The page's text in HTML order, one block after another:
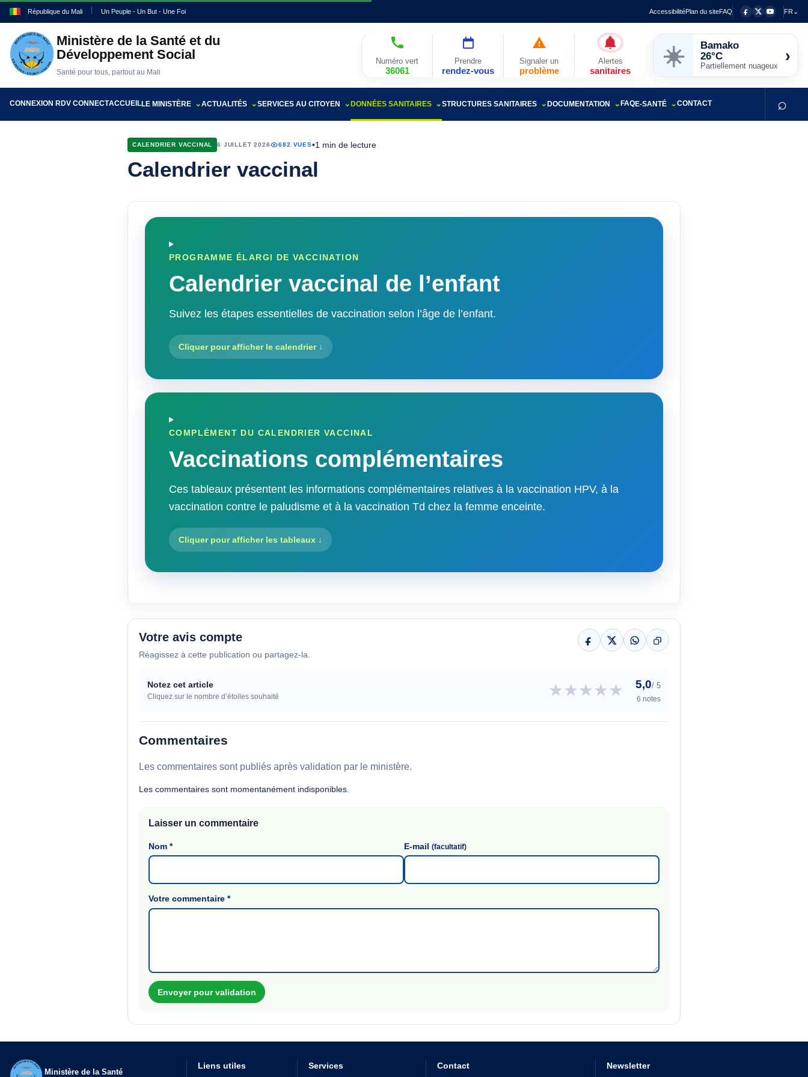
République du Mali Un Peuple - Un But - Une Foi AccessibilitéPlan du siteFAQ FR⌄
Ministère de la Santé et du
Développement Social
Santé pour tous, partout au Mali
Numéro vert
36061
Prendre
rendez-vous
Signaler un
problème
Alertes
sanitaires
☀️
Bamako
26°C
Partiellement nuageux
›
CONNEXION RDV CONNECTACCUEILLE MINISTÈRE ACTUALITÉS SERVICES AU CITOYEN DONNÉES SANITAIRES STRUCTURES SANITAIRES DOCUMENTATION FAQE-SANTÉ CONTACT ⌕
CALENDRIER VACCINAL 6 JUILLET 2026 682 VUES•1 min de lecture
Calendrier vaccinal
PROGRAMME ÉLARGI DE VACCINATION
Calendrier vaccinal de l’enfant
Suivez les étapes essentielles de vaccination selon l’âge de l’enfant.
Cliquer pour afficher le calendrier ↓
COMPLÉMENT DU CALENDRIER VACCINAL
Vaccinations complémentaires
Ces tableaux présentent les informations complémentaires relatives à la vaccination HPV, à la
vaccination contre le paludisme et à la vaccination Td chez la femme enceinte.
Cliquer pour afficher les tableaux ↓
Votre avis compte
Réagissez à cette publication ou partagez-la.
Notez cet article
Cliquez sur le nombre d’étoiles souhaité ★★★★★ 5,0/ 5
6 notes
Commentaires
Les commentaires sont publiés après validation par le ministère.
Les commentaires sont momentanément indisponibles.
Laisser un commentaire
Nom* E-mail (facultatif)
Votre commentaire*
Envoyer pour validation
Ministère de la Santé
Liens utiles Services Contact Newsletter